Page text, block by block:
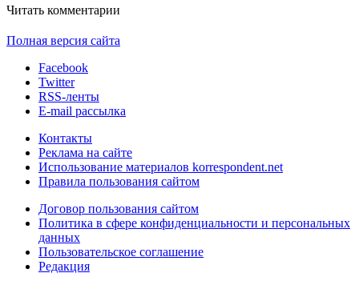
Читать комментарии
Полная версия сайта
Facebook
Twitter
RSS-ленты
E-mail рассылка
Контакты
Реклама на сайте
Использование материалов korrespondent.net
Правила пользования сайтом
Договор пользования сайтом
Политика в сфере конфиденциальности и персональных
данных
Пользовательское соглашение
Редакция